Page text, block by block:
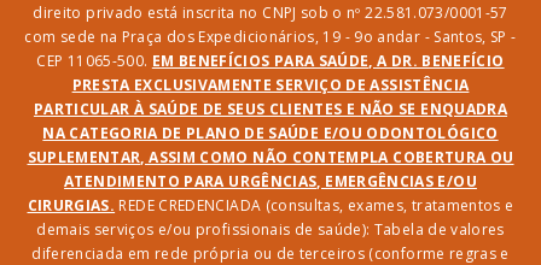
direito privado está inscrita no CNPJ sob o nº 22.581.073/0001-57
com sede na Praça dos Expedicionários, 19 - 9o andar - Santos, SP -
CEP 11065-500. EM BENEFÍCIOS PARA SAÚDE, A DR. BENEFÍCIO
PRESTA EXCLUSIVAMENTE SERVIÇO DE ASSISTÊNCIA
PARTICULAR À SAÚDE DE SEUS CLIENTES E NÃO SE ENQUADRA
NA CATEGORIA DE PLANO DE SAÚDE E/OU ODONTOLÓGICO
SUPLEMENTAR, ASSIM COMO NÃO CONTEMPLA COBERTURA OU
ATENDIMENTO PARA URGÊNCIAS, EMERGÊNCIAS E/OU
CIRURGIAS. REDE CREDENCIADA (consultas, exames, tratamentos e
demais serviços e/ou profissionais de saúde): Tabela de valores
diferenciada em rede própria ou de terceiros (conforme regras e